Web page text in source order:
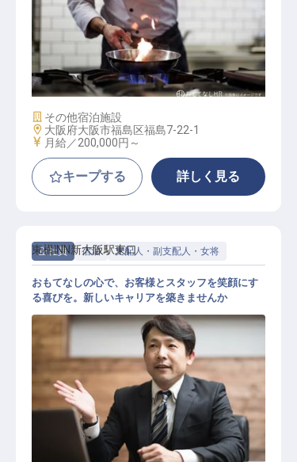
キッチンクルー（調理スタッフ）
施設業態
その他宿泊施設
勤務地
大阪府大阪市福島区福島7-22-1
給与
月給／200,000円～
キープする 詳しく見る
正社員 宿泊 支配人・副支配人・女将
支配人（東横INN新大阪駅東口）
東横INN新大阪駅東口
おもてなしの心で、お客様とスタッフを笑顔にす
る喜びを。新しいキャリアを築きませんか